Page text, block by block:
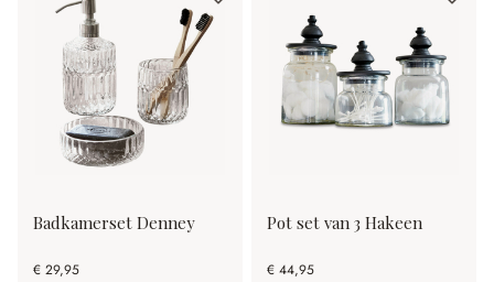
Badkamerset Denney
€ 29,95
Pot set van 3 Hakeen
€ 44,95